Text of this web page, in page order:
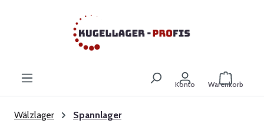
Zum Hauptinhalt springen
Konto Warenkorb
Wälzlager Spannlager